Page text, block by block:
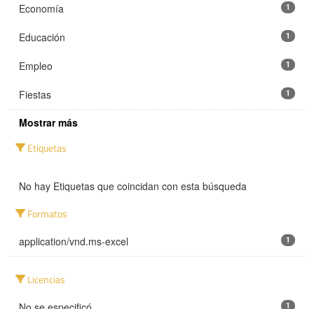
Economía 1
Educación 1
Empleo 1
Fiestas 1
Mostrar más
Etiquetas
No hay Etiquetas que coincidan con esta búsqueda
Formatos
application/vnd.ms-excel 1
Licencias
1